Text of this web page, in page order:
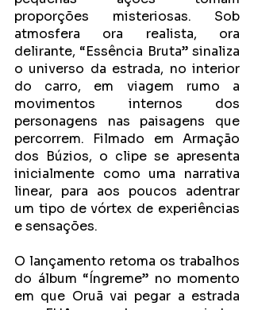
proporções misteriosas. Sob
atmosfera ora realista, ora
delirante, “Essência Bruta” sinaliza
o universo da estrada, no interior
do carro, em viagem rumo a
movimentos internos dos
personagens nas paisagens que
percorrem. Filmado em Armação
dos Búzios, o clipe se apresenta
inicialmente como uma narrativa
linear, para aos poucos adentrar
um tipo de vórtex de experiências
e sensações.
O lançamento retoma os trabalhos
do álbum “Íngreme” no momento
em que Oruã vai pegar a estrada